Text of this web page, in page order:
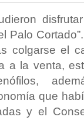
Palo
colgarse el
a la venta,
que
y el